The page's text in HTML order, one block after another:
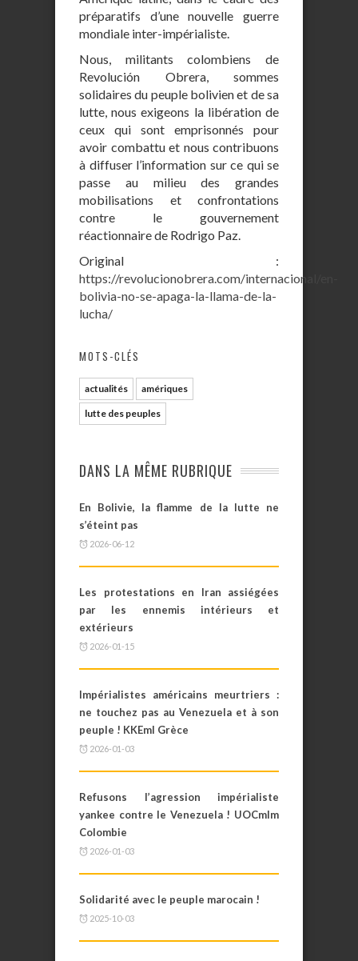
préparatifs d’une nouvelle guerre
mondiale inter-impérialiste.
Nous, militants colombiens de
Revolución Obrera, sommes
solidaires du peuple bolivien et de sa
lutte, nous exigeons la libération de
ceux qui sont emprisonnés pour
avoir combattu et nous contribuons
à diffuser l’information sur ce qui se
passe au milieu des grandes
mobilisations et confrontations
contre le gouvernement
réactionnaire de Rodrigo Paz.
Original :
https://revolucionobrera.com/internacional/en-
bolivia-no-se-apaga-la-llama-de-la-
lucha/
MOTS-CLÉS
actualités amériques
lutte des peuples
DANS LA MÊME RUBRIQUE
En Bolivie, la flamme de la lutte ne
s’éteint pas
2026-06-12
Les protestations en Iran assiégées
par les ennemis intérieurs et
extérieurs
2026-01-15
Impérialistes américains meurtriers :
ne touchez pas au Venezuela et à son
peuple ! KKEml Grèce
2026-01-03
Refusons l’agression impérialiste
yankee contre le Venezuela ! UOCmlm
Colombie
2026-01-03
Solidarité avec le peuple marocain !
2025-10-03